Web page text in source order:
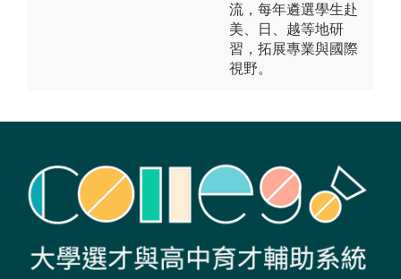
流，每年遴選學生赴
美、日、越等地研
習，拓展專業與國際
視野。